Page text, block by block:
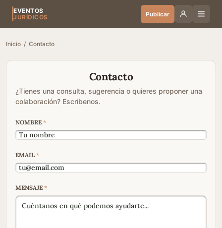
EVENTOS
JURÍDICOS
Publicar
Inicio / Contacto
Contacto
¿Tienes una consulta, sugerencia o quieres proponer una
colaboración? Escríbenos.
NOMBRE *
EMAIL *
MENSAJE *